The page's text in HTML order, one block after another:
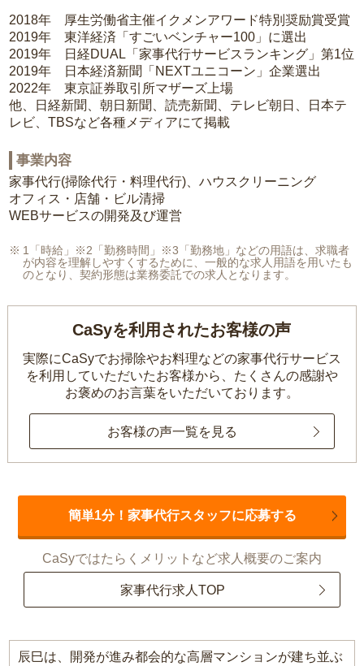
2018年 厚生労働省主催イクメンアワード特別奨励賞受賞
2019年 東洋経済「すごいベンチャー100」に選出
2019年 日経DUAL「家事代行サービスランキング」第1位
2019年 日本経済新聞「NEXTユニコーン」企業選出
2022年 東京証券取引所マザーズ上場
他、日経新聞、朝日新聞、読売新聞、テレビ朝日、日本テ
レビ、TBSなど各種メディアにて掲載
事業内容
家事代行(掃除代行・料理代行)、ハウスクリーニング
オフィス・店舗・ビル清掃
WEBサービスの開発及び運営
1「時給」※2「勤務時間」※3「勤務地」などの用語は、求職者
が内容を理解しやすくするために、一般的な求人用語を用いたも
のとなり、契約形態は業務委託での求人となります。
CaSyを利用されたお客様の声
実際にCaSyでお掃除やお料理などの家事代行サービス
を利用していただいたお客様から、 たくさんの感謝や
お褒めのお言葉をいただいております。
お客様の声一覧を見る
簡単1分！家事代行スタッフに応募する
CaSyではたらくメリットなど求人概要のご案内
家事代行求人TOP
辰巳は、開発が進み都会的な高層マンションが建ち並ぶ